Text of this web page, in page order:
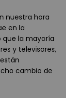
nuestra hora
en la
la mayoría
y televisores,
cambio de